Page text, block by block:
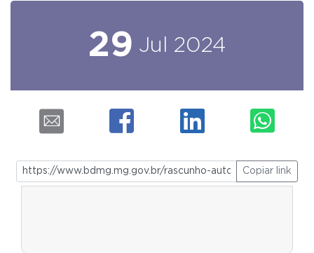
29 Jul 2024
Copiar link